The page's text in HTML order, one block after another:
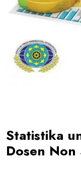
Statistika
Dosen